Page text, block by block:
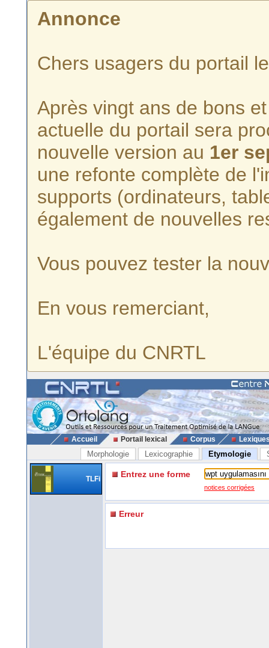
Annonce
Chers usagers du portail
Après vingt ans de bons
actuelle du portail sera
nouvelle version au 1er
une refonte complète de
supports (ordinateurs,
également de nouvelles
Vous pouvez tester la
En vous remerciant,
L'équipe du CNRTL
Accueil Portail lexical Corpus
Morphologie Lexicographie Etymologie
TLFi Entrez une forme
notices corrigées
Erreur